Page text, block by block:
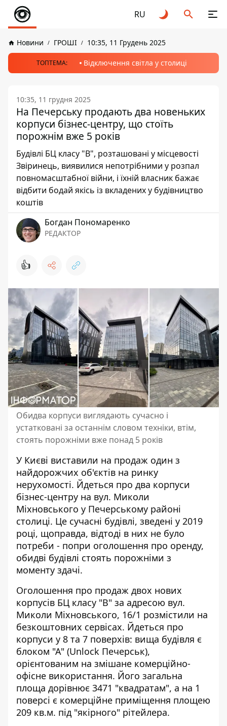
RU
Новини ГРОШІ 10:35, 11 Грудень 2025
ТОПТЕМА: Відключення світла у столиці
10:35, 11 грудня 2025
На Печерську продають два новеньких
корпуси бізнес-центру, що стоїть
порожнім вже 5 років
Будівлі БЦ класу "В", розташовані у місцевості
Звіринець, виявилися непотрібними у розпал
повномасштабної війни, і їхній власник бажає
відбити бодай якісь із вкладених у будівництво
коштів
Богдан Пономаренко
РЕДАКТОР
👍
Обидва корпуси виглядають сучасно і
устатковані за останнім словом техніки, втім,
стоять порожніми вже понад 5 років
У Києві виставили на продаж один з
найдорожчих об'єктів на ринку
нерухомості. Йдеться про два корпуси
бізнес-центру на вул. Миколи
Міхновського у Печерському районі
столиці. Це сучасні будівлі, зведені у 2019
році, щоправда, відтоді в них не було
потреби - попри оголошення про оренду,
обидві будівлі стоять порожніми з
моменту здачі.
Оголошення про продаж двох нових
корпусів БЦ класу "В" за адресою вул.
Миколи Міхновського, 16/1 розмістили на
безкоштовних сервісах. Йдеться про
корпуси у 8 та 7 поверхів: вища будівля є
блоком "А" (Unlock Печерськ),
орієнтованим на змішане комерційно-
офісне використання. Його загальна
площа дорівнює 3471 "квадратам", а на 1
поверсі є комерційне приміщення площею
209 кв.м. під "якірного" рітейлера.